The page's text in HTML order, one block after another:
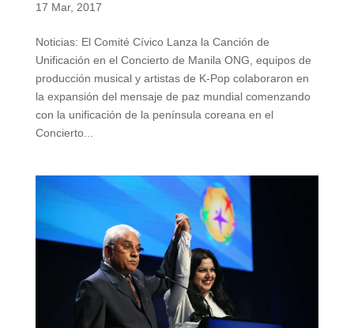
17 Mar, 2017
Noticias: El Comité Cívico Lanza la Canción de
Unificación en el Concierto de Manila ONG, equipos de
producción musical y artistas de K-Pop colaboraron en
la expansión del mensaje de paz mundial comenzando
con la unificación de la península coreana en el
Concierto...